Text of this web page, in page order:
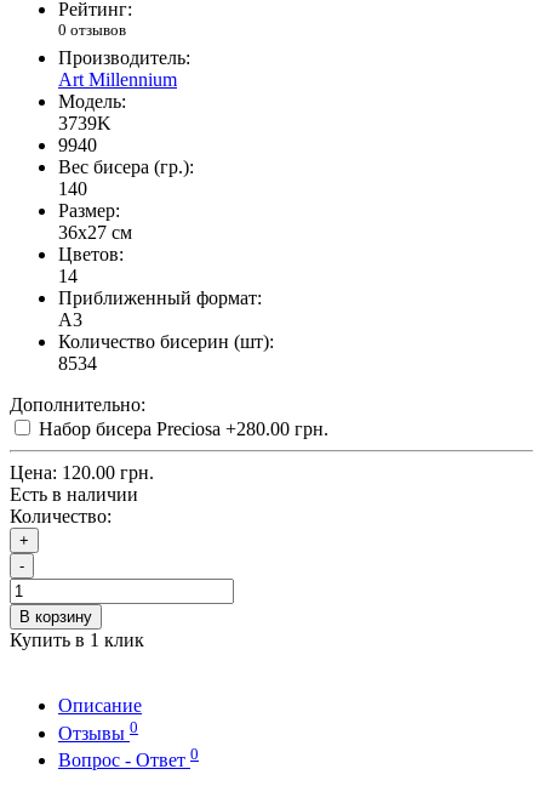
Рейтинг:
0 отзывов
Производитель:
Art Millennium
Модель:
3739K
9940
Вес бисера (гр.):
140
Размер:
36x27 см
Цветов:
14
Приближенный формат:
A3
Количество бисерин (шт):
8534
Дополнительно:
Набор бисера Preciosa +280.00 грн.
Цена: 120.00 грн.
Есть в наличии
Количество:
+
-
В корзину
Купить в 1 клик
Описание
Отзывы 0
Вопрос - Ответ 0